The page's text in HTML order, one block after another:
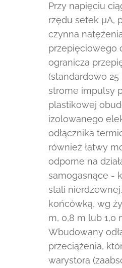
Przy napięciu
rzędu setek µA,
czynna
przepięciowego
ogranicza
(standardowo
strome impulsy
plastikowej
izolowanego
odłącznika
również łatwy
odporne na
samogasnące -
stali
końcówką, wg
m, 0,8 m lub 1,0
Wbudowany
przeciążenia,
warystora